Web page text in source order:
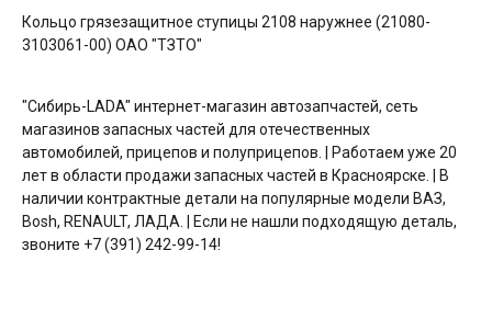
Кольцо грязезащитное ступицы 2108 наружнее (21080-
3103061-00) ОАО "ТЗТО"
"Сибирь-LADA" интернет-магазин автозапчастей, сеть
магазинов запасных частей для отечественных
автомобилей, прицепов и полуприцепов. | Работаем уже 20
лет в области продажи запасных частей в Красноярске. | В
наличии контрактные детали на популярные модели ВАЗ,
Bosh, RENAULT, ЛАДА. | Если не нашли подходящую деталь,
звоните +7 (391) 242-99-14!